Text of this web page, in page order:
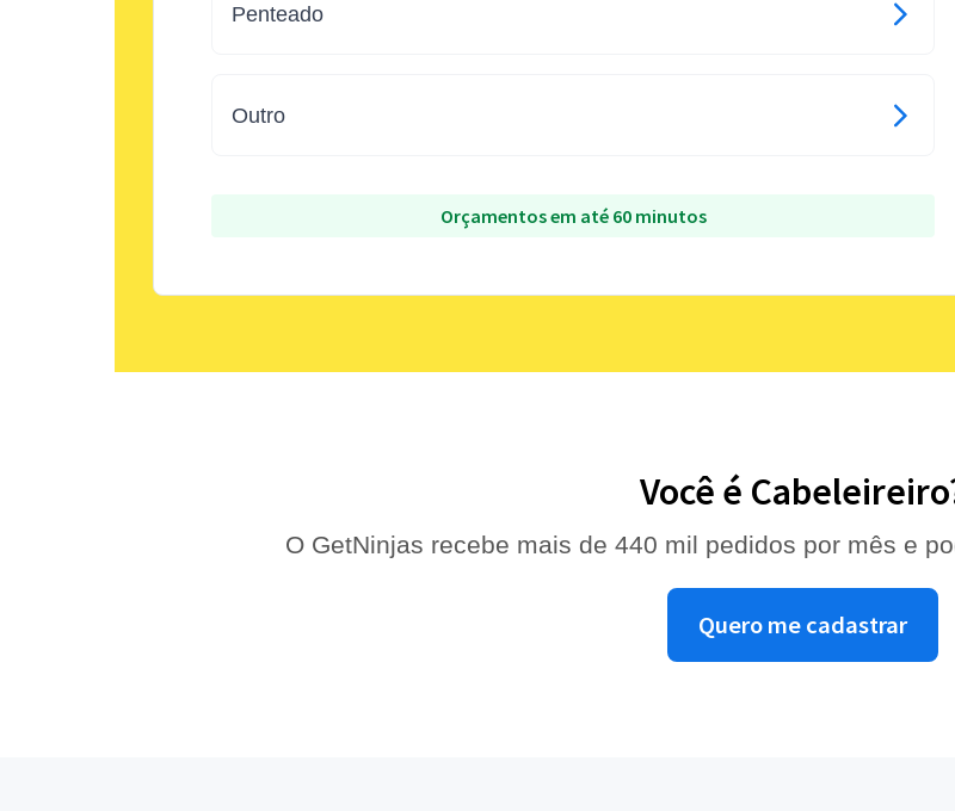
Penteado
Outro
Orçamentos em até 60 minutos
Você é
O GetNinjas recebe mais de 440 mil pedidos por mês e
Quero me cadastrar